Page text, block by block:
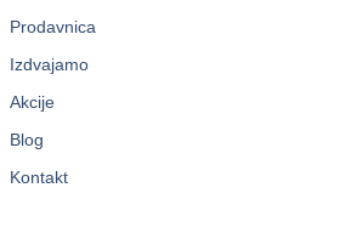
Prodavnica
Izdvajamo
Akcije
Blog
Kontakt